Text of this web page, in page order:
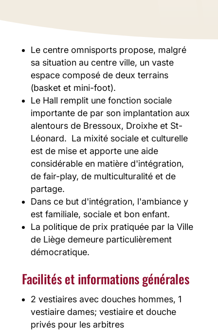
Le centre omnisports propose, malgré
sa situation au centre ville, un vaste
espace composé de deux terrains
(basket et mini-foot).
Le Hall remplit une fonction sociale
importante de par son implantation aux
alentours de Bressoux, Droixhe et St-
Léonard. La mixité sociale et culturelle
est de mise et apporte une aide
considérable en matière d'intégration,
de fair-play, de multiculturalité et de
partage.
Dans ce but d'intégration, l'ambiance y
est familiale, sociale et bon enfant.
La politique de prix pratiquée par la Ville
de Liège demeure particulièrement
démocratique.
Facilités et informations générales
2 vestiaires avec douches hommes, 1
vestiaire dames; vestiaire et douche
privés pour les arbitres